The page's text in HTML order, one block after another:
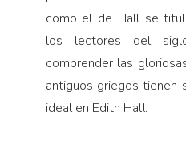
como el de Hall se
los lectores del
comprender las
antiguos griegos tienen
ideal en Edith Hall.